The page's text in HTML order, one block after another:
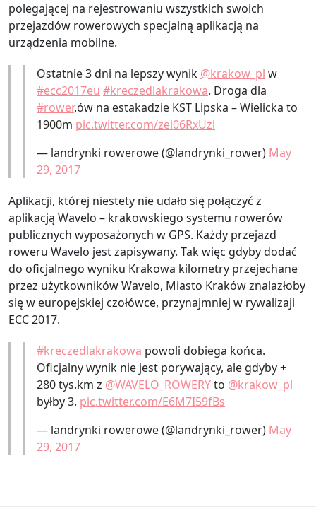
polegającej na rejestrowaniu wszystkich swoich
przejazdów rowerowych specjalną aplikacją na
urządzenia mobilne.
Ostatnie 3 dni na lepszy wynik @krakow_pl w
#ecc2017eu #kreczedlakrakowa. Droga dla
#rower.ów na estakadzie KST Lipska – Wielicka to
1900m pic.twitter.com/zei06RxUzl
— landrynki rowerowe (@landrynki_rower) May
29, 2017
Aplikacji, której niestety nie udało się połączyć z
aplikacją Wavelo – krakowskiego systemu rowerów
publicznych wyposażonych w GPS. Każdy przejazd
roweru Wavelo jest zapisywany. Tak więc gdyby dodać
do oficjalnego wyniku Krakowa kilometry przejechane
przez użytkowników Wavelo, Miasto Kraków znalazłoby
się w europejskiej czołówce, przynajmniej w rywalizaji
ECC 2017.
#kreczedlakrakowa powoli dobiega końca.
Oficjalny wynik nie jest porywający, ale gdyby +
280 tys.km z @WAVELO_ROWERYto @krakow_pl
byłby 3. pic.twitter.com/E6M7I59fBs
— landrynki rowerowe (@landrynki_rower) May
29, 2017